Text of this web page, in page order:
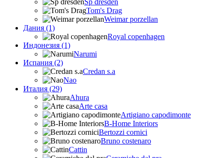
Sp dresden
Tom's Drag
Weimar porzellan
Дания (1)
Royal copenhagen
Индонезия (1)
Narumi
Испания (2)
Credan s.a
Nao
Италия (29)
Ahura
Arte casa
Artigiano capodimonte
B-Home Interiors
Bertozzi cornici
Bruno costenaro
Cattin